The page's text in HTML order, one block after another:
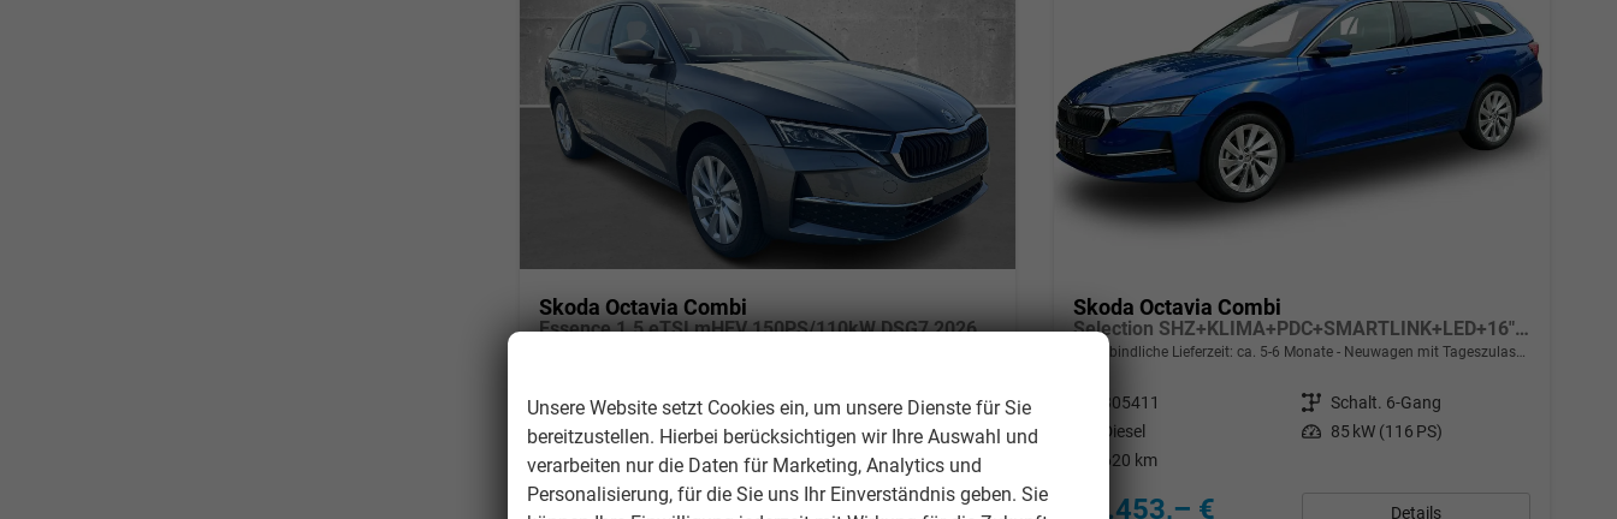
Skoda Octavia Combi
Essence 1.5 eTSI mHEV 150PS/110kW DSG7 2026
Fahrzeugnr. 303461 Getriebe
Doppelkupplungsgetriebe (DSG)
Kraftstoff Benzin Leistung 110 kW (150 PS)
Kilometerstand 620 km
29.412,– € Details
Skoda Octavia Combi
Selection SHZ+KLIMA+PDC+SMARTLINK+LED+16" ALU
unverbindliche Lieferzeit: ca. 5-6 Monate Neuwagen mit Tageszulassung
305411 Getriebe Schalt. 6-Gang
Diesel Leistung 85 kW (116 PS)
620 km
29.453,– € Details
Unsere Website setzt Cookies ein, um unsere Dienste für Sie
bereitzustellen. Hierbei berücksichtigen wir Ihre Auswahl und
verarbeiten nur die Daten für Marketing, Analytics und
Personalisierung, für die Sie uns Ihr Einverständnis geben. Sie